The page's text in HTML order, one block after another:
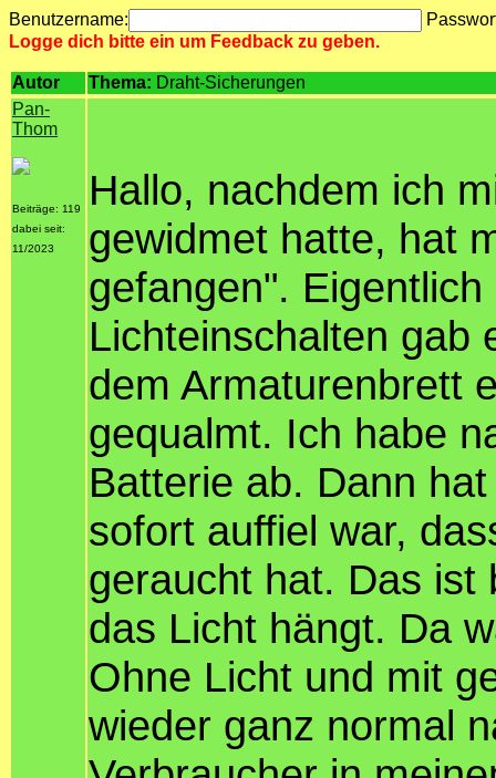
Benutzername:
Logge dich bitte ein um Feedback zu geben.
Autor Thema: Draht-Sicherungen
Pan-
Thom
Beiträge: 119
dabei seit:
11/2023
Hallo, nachdem ich
gewidmet hatte, hat
gefangen".
Lichteinschalten gab
dem Armaturenbrett
gequalmt. Ich habe
Batterie ab. Dann
sofort auffiel war,
geraucht hat. Das ist
das Licht hängt. Da
Ohne Licht und mit
wieder ganz normal